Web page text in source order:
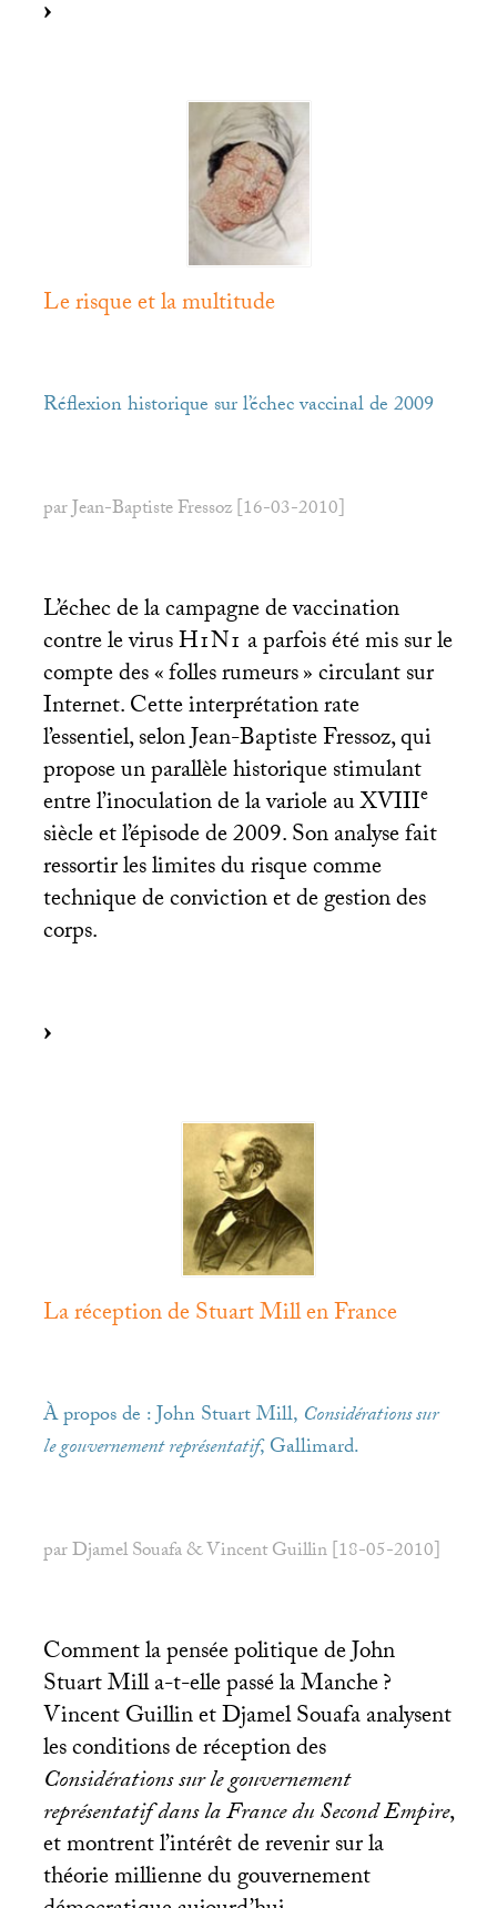
Le risque et la multitude
Réflexion historique sur l’échec vaccinal de 2009
par Jean-Baptiste Fressoz [16-03-2010]
L’échec de la campagne de vaccination
contre le virusH1N1 a parfois été mis sur le
compte des «folles rumeurs» circulant sur
Internet. Cette interprétation rate
l’essentiel, selon Jean-Baptiste Fressoz, qui
propose un parallèle historique stimulant
entre l’inoculation de la variole auXVIIIe
siècle et l’épisode de 2009. Son analyse fait
ressortir les limites du risque comme
technique de conviction et de gestion des
corps.
La réception de Stuart Mill en France
À propos de : John Stuart Mill, Considérations sur
le gouvernement représentatif, Gallimard.
par Djamel Souafa & Vincent Guillin [18-05-2010]
Comment la pensée politique de John
Stuart Mill a-t-elle passé la Manche?
Vincent Guillin et Djamel Souafa analysent
les conditions de réception des
Considérations sur le gouvernement
représentatif dans la France du Second Empire,
et montrent l’intérêt de revenir sur la
théorie millienne du gouvernement